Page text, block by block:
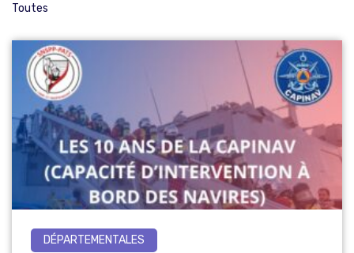
Toutes
DÉPARTEMENTALES